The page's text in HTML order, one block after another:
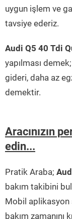
uygun işlem ve
tavsiye ederiz.
Audi Q5 40 Tdi
yapılması
gideri, daha az
demektir.
Aracınızın
edin...
Pratik Araba;
bakım takibini
Mobil
bakım zamanını